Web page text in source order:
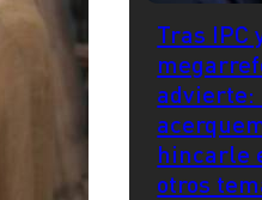
Tras IPC
advierte:
hincarle
otros